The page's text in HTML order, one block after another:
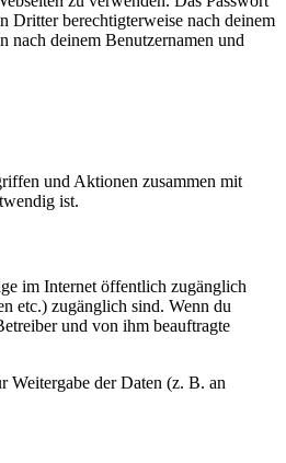
Dritter berechtigterweise nach deinem
nach deinem Benutzernamen und
und Aktionen zusammen mit
ist.
im Internet öffentlich zugänglich
etc.) zugänglich sind. Wenn du
und von ihm beauftragte
Weitergabe der Daten (z. B. an